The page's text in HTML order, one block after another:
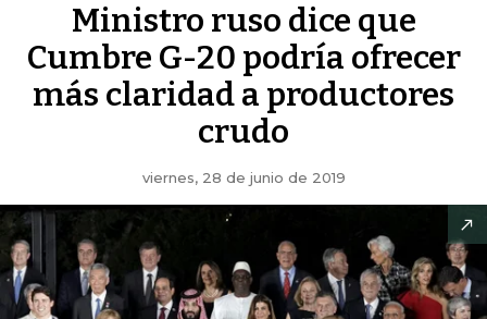
Ministro ruso dice que
Cumbre G-20 podría ofrecer
más claridad a productores
crudo
viernes, 28 de junio de 2019